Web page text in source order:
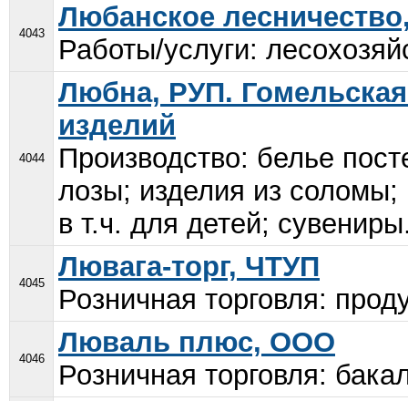
4043
Любанское
Работы/услуги:
4044
Любна, РУП.
изделий
Производство: белье
лозы; изделия из
в т.ч. для детей;
4045
Лювага-торг, ЧТУП
Розничная торговля:
4046
Люваль плюс, ООО
Розничная торговля: